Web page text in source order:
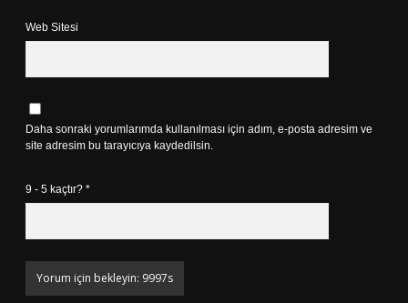
Web Sitesi
Daha sonraki yorumlarımda kullanılması için adım, e-posta adresim ve
site adresim bu tarayıcıya kaydedilsin.
9 - 5 kaçtır? *